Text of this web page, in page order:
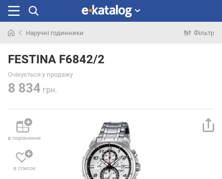
раніше
Наручні годинники Фільтр
FESTINA F6842/2
Очікується у продажу
8 834 грн.
в порівняння
в список